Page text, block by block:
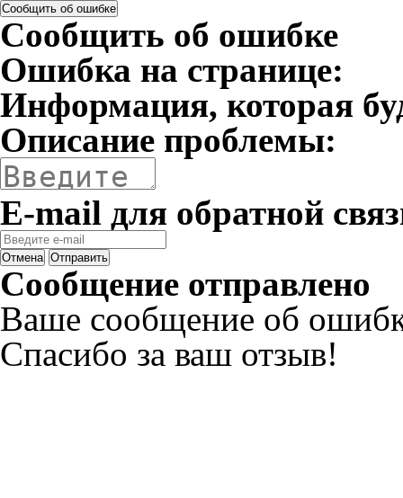
Сообщить об ошибке
Сообщить об ошибке
Ошибка на странице:
Информация, которая
Описание проблемы:
E-mail для обратной
Отмена Отправить
Сообщение отправлено
Ваше сообщение об
Спасибо за ваш отзыв!